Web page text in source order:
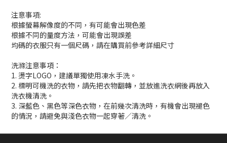
注意事項:
根據螢幕解像度的不同，有可能會出現色差
根據不同的量度方法，可能會出現誤差
均碼的衣服只有一個尺碼，請在購買前參考詳細尺寸
洗滌注意事項：
1. 燙字LOGO，建議單獨使用凍水手洗。
2. 標明可機洗的衣物，請先把衣物翻轉，並放進洗衣網後再放入
洗衣機清洗。
3. 深藍色、黑色等深色衣物，在前幾次清洗時，有機會出現褪色
的情況，請避免與淺色衣物一起穿著／清洗。